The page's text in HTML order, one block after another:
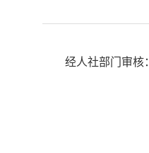
经人社部门审核